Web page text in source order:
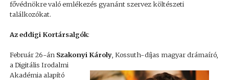
fővédnökre való emlékezés gyanánt szervez költészeti
találkozókat.
Az eddigi Kortársalgók:
Február 26-án Szakonyi Károly, Kossuth-díjas magyar drámaíró,
a Digitális Irodalmi
Akadémia alapító